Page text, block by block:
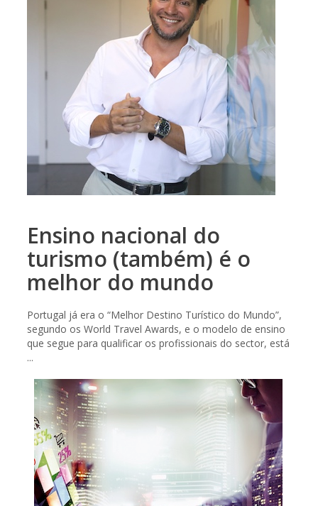
Ensino nacional do
turismo (também) é o
melhor do mundo
Portugal já era o “Melhor Destino Turístico do Mundo”,
segundo os World Travel Awards, e o modelo de ensino
que segue para qualificar os profissionais do sector, está
...